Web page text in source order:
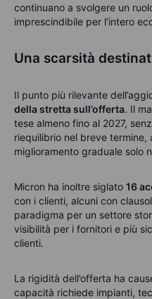
continuano a svolgere un
imprescindibile per l’intero
Una scarsità
Il punto più rilevante
della stretta sull’offerta. Il
tese almeno fino al 2027,
riequilibrio nel breve termine,
miglioramento graduale solo
Micron ha inoltre siglato 16
con i clienti, alcuni con
paradigma per un settore
visibilità per i fornitori e più
clienti.
La rigidità dell’offerta ha
capacità richiede impianti,